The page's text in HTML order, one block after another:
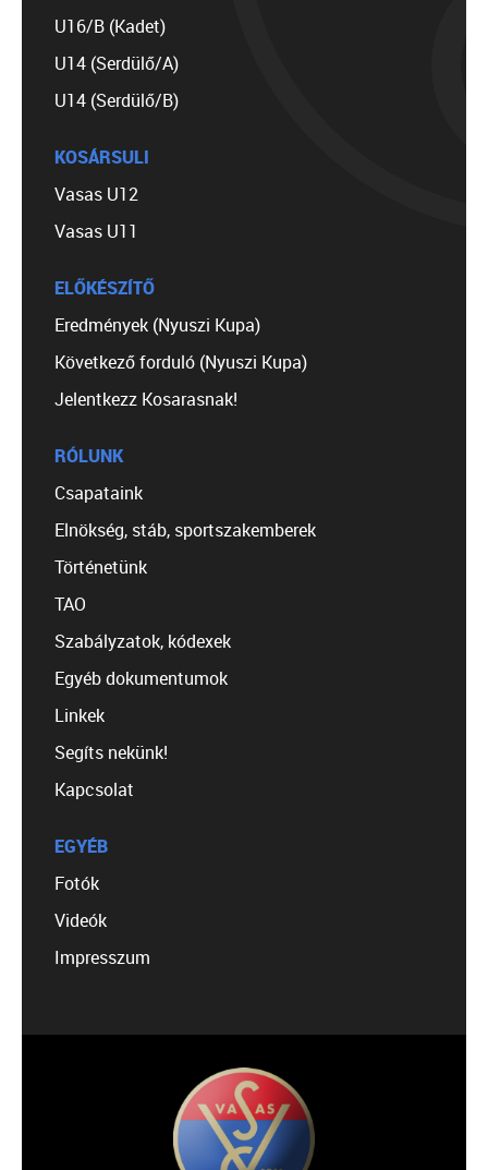
U16/B (Kadet)
U14 (Serdülő/A)
U14 (Serdülő/B)
KOSÁRSULI
Vasas U12
Vasas U11
ELŐKÉSZÍTŐ
Eredmények (Nyuszi Kupa)
Következő forduló (Nyuszi Kupa)
Jelentkezz Kosarasnak!
RÓLUNK
Csapataink
Elnökség, stáb, sportszakemberek
Történetünk
TAO
Szabályzatok, kódexek
Egyéb dokumentumok
Linkek
Segíts nekünk!
Kapcsolat
EGYÉB
Fotók
Videók
Impresszum